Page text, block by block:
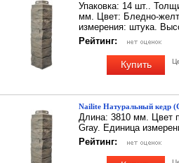
Упаковка: 14 шт..
мм. Цвет: Бледно-
измерения: штука.
Рейтинг:
Купить
Nailite Натуральный кедр
Длина: 3810 мм. Цвет
Gray. Единица
Рейтинг: